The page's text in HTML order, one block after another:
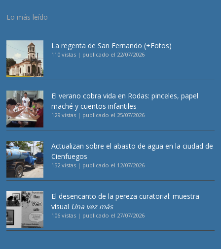
Lo más leído
La regenta de San Fernando (+Fotos)
110 vistas | publicado el 22/07/2026
El verano cobra vida en Rodas: pinceles, papel
maché y cuentos infantiles
129 vistas | publicado el 25/07/2026
Actualizan sobre el abasto de agua en la ciudad de
Cienfuegos
152 vistas | publicado el 12/07/2026
El desencanto de la pereza curatorial: muestra
visual Una vez más
106 vistas | publicado el 27/07/2026